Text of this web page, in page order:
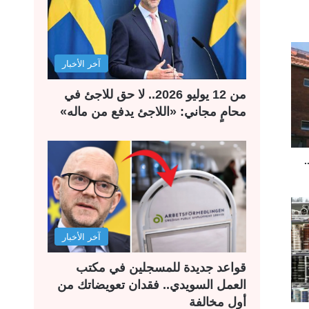
آخر الأخبار
من 12 يوليو 2026.. لا حق للاجئ في
محامٍ مجاني: «اللاجئ يدفع من ماله»
آخر الأخبار
قواعد جديدة للمسجلين في مكتب
العمل السويدي.. فقدان تعويضاتك من
أول مخالفة